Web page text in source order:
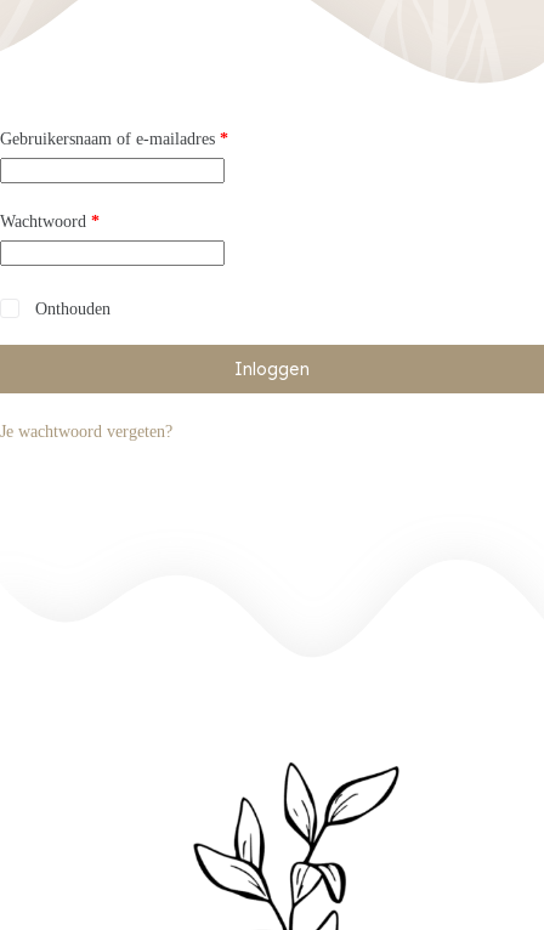
Gebruikersnaam of e-mailadres *Vereist
Wachtwoord *Vereist
Onthouden
Inloggen
Je wachtwoord vergeten?